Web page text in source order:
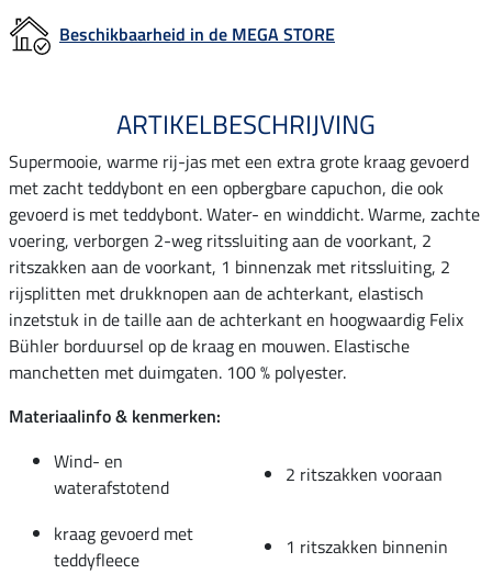
Beschikbaarheid in de MEGA STORE
ARTIKELBESCHRIJVING
Supermooie, warme rij-jas met een extra grote kraag gevoerd
met zacht teddybont en een opbergbare capuchon, die ook
gevoerd is met teddybont. Water- en winddicht. Warme, zachte
voering, verborgen 2-weg ritssluiting aan de voorkant, 2
ritszakken aan de voorkant, 1 binnenzak met ritssluiting, 2
rijsplitten met drukknopen aan de achterkant, elastisch
inzetstuk in de taille aan de achterkant en hoogwaardig Felix
Bühler borduursel op de kraag en mouwen. Elastische
manchetten met duimgaten. 100 % polyester.
Materiaalinfo & kenmerken:
Wind- en
waterafstotend
2 ritszakken vooraan
kraag gevoerd met
teddyfleece
1 ritszakken binnenin